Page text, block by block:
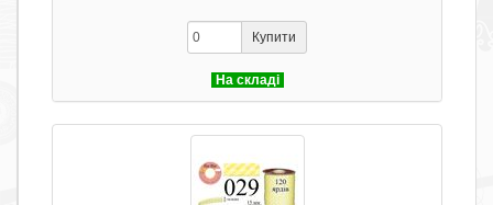
Купити
На складі